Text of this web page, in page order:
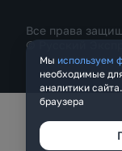
Все права
© Русский
Мы используем
необходимые
аналитики
браузера